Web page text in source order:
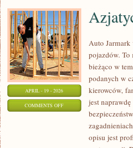
APRIL - 19 - 2026
COMMENTS OFFON
AZJATYCKIE
Auto Jarmark
pojazdów. To
bieżąco w
podanych w
kierowców,
jest
opisu jest